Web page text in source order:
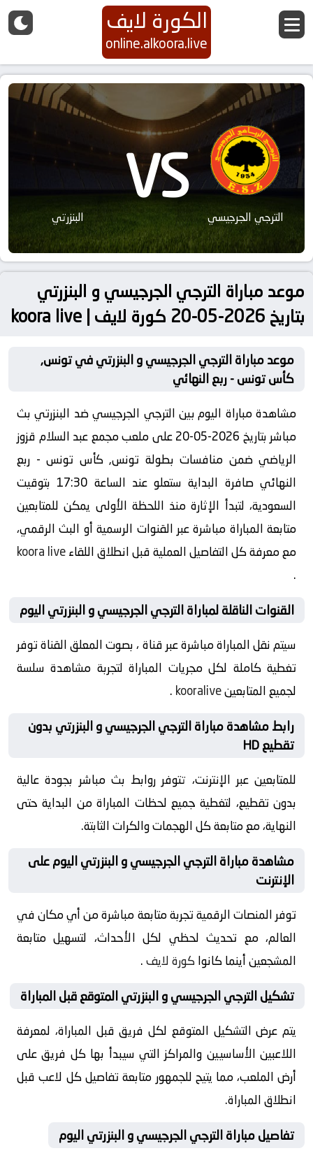
الكورة لايف
online.alkoora.live
الترجي الجرجيسي VS البنزرتي
موعد مباراة الترجي الجرجيسي و البنزرتي
بتاريخ 2026-05-20 كورة لايف | koora live
موعد مباراة الترجي الجرجيسي و البنزرتي في تونس,
كأس تونس - ربع النهائي
مشاهدة مباراة اليوم بين الترجي الجرجيسي ضد البنزرتي بث
مباشر بتاريخ 2026-05-20 على ملعب مجمع عبد السلام قزوز
الرياضي ضمن منافسات بطولة تونس, كأس تونس - ربع
النهائي صافرة البداية ستعلو عند الساعة 17:30 بتوقيت
السعودية، لتبدأ الإثارة منذ اللحظة الأولى يمكن للمتابعين
متابعة المباراة مباشرة عبر القنوات الرسمية أو البث الرقمي،
مع معرفة كل التفاصيل العملية قبل انطلاق اللقاءkoora live
.
القنوات الناقلة لمباراة الترجي الجرجيسي و البنزرتي اليوم
سيتم نقل المباراة مباشرة عبر قناة ، بصوت المعلق القناة توفر
تغطية كاملة لكل مجريات المباراة لتجربة مشاهدة سلسة
لجميع المتابعينkooralive
.
رابط مشاهدة مباراة الترجي الجرجيسي و البنزرتي بدون
تقطيع HD
للمتابعين عبر الإنترنت، تتوفر روابط بث مباشر بجودة عالية
بدون تقطيع، لتغطية جميع لحظات المباراة من البداية حتى
النهاية، مع متابعة كل الهجمات والكرات الثابتة.
مشاهدة مباراة الترجي الجرجيسي و البنزرتي اليوم على
الإنترنت
توفر المنصات الرقمية تجربة متابعة مباشرة من أي مكان في
العالم، مع تحديث لحظي لكل الأحداث، لتسهيل متابعة
المشجعين أينما كانواكورة لايف.
تشكيل الترجي الجرجيسي و البنزرتي المتوقع قبل المباراة
يتم عرض التشكيل المتوقع لكل فريق قبل المباراة، لمعرفة
اللاعبين الأساسيين والمراكز التي سيبدأ بها كل فريق على
أرض الملعب، مما يتيح للجمهور متابعة تفاصيل كل لاعب قبل
انطلاق المباراة.
تفاصيل مباراة الترجي الجرجيسي و البنزرتي اليوم